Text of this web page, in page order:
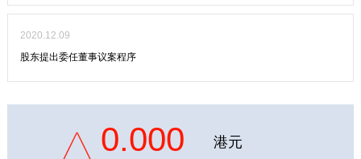
2020.12.09
股东提出委任董事议案程序
0.000 港元